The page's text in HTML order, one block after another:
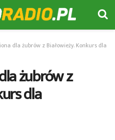
dla żubrów z Białowieży. Konkurs dla
żubrów z
dla